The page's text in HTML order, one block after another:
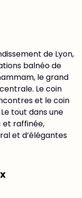
de Lyon,
balnéo de
le grand
Le coin
et le coin
tout dans une
raffinée,
et d’élégantes